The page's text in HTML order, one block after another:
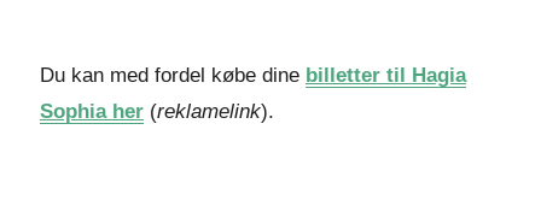
Du kan med fordel købe dine billetter til Hagia
Sophia her (reklamelink).